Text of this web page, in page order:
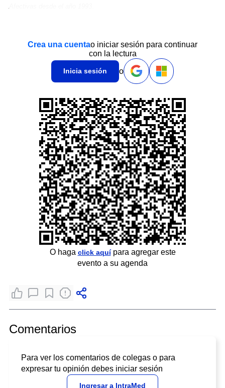
Crea una cuentao iniciar sesión para continuar
con la lectura
Inicia sesión o
O haga click aquípara agregar este
evento a su agenda
Comentarios
Para ver los comentarios de colegas o para
expresar tu opinión debes iniciar sesión
Ingresar a IntraMed